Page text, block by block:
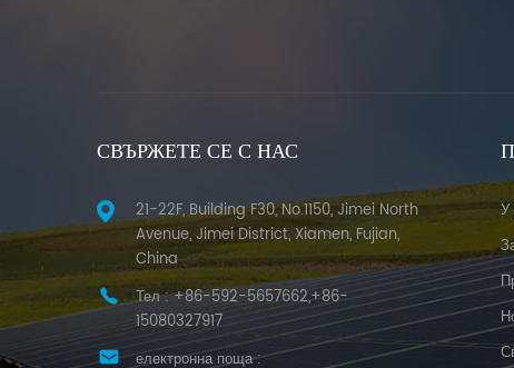
СВЪРЖЕТЕ СЕ С НАС
21-22F, Building F30, No.1150, Jimei North
Avenue, Jimei District, Xiamen, Fujian,
China
Тел :+86-592-5657662,+86-
15080327917
електронна поща :
У